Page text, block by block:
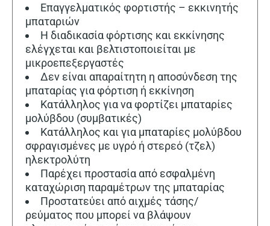
Επαγγελματικός φορτιστής – εκκινητής
μπαταριών
Η διαδικασία φόρτισης και εκκίνησης
ελέγχεται και βελτιστοποιείται με
μικροεπεξεργαστές
Δεν είναι απαραίτητη η αποσύνδεση της
μπαταρίας για φόρτιση ή εκκίνηση
Κατάλληλος για να φορτίζει μπαταρίες
μολύβδου (συμβατικές)
Κατάλληλος και για μπαταρίες μολύβδου
σφραγισμένες με υγρό ή στερεό (τζελ)
ηλεκτρολύτη
Παρέχει προστασία από εσφαλμένη
καταχώριση παραμέτρων της μπαταρίας
Προστατεύει από αιχμές τάσης/
ρεύματος που μπορεί να βλάψουν